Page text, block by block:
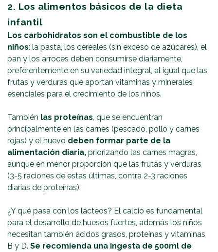
2. Los alimentos básicos de la dieta
infantil
Los carbohidratos son el combustible de los
niños: la pasta, los cereales (sin exceso de azúcares), el
pan y los arroces deben consumirse diariamente,
preferentemente en su variedad integral, al igual que las
frutas y verduras que aportan vitaminas y minerales
esenciales para el crecimiento de los niños.
También las proteínas, que se encuentran
principalmente en las carnes (pescado, pollo y carnes
rojas) y el huevo deben formar parte de la
alimentación diaria, priorizando las carnes magras,
aunque en menor proporción que las frutas y verduras
(3-5 raciones de estas últimas, contra 2-3 raciones
diarias de proteínas).
¿Y qué pasa con los lácteos? El calcio es fundamental
para el desarrollo de huesos fuertes, además los niños
necesitan también ácidos grasos, proteínas y vitaminas
B y D. Se recomienda una ingesta de 500ml de